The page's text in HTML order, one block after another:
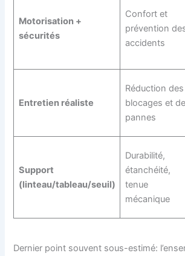
Motorisation +
sécurités
Confort et
prévention
accidents
Entretien réaliste
Réduction des
blocages et
pannes
Support
(linteau/tableau/seuil)
Durabilité,
étanchéité,
tenue
mécanique
Dernier point souvent sous-estimé: